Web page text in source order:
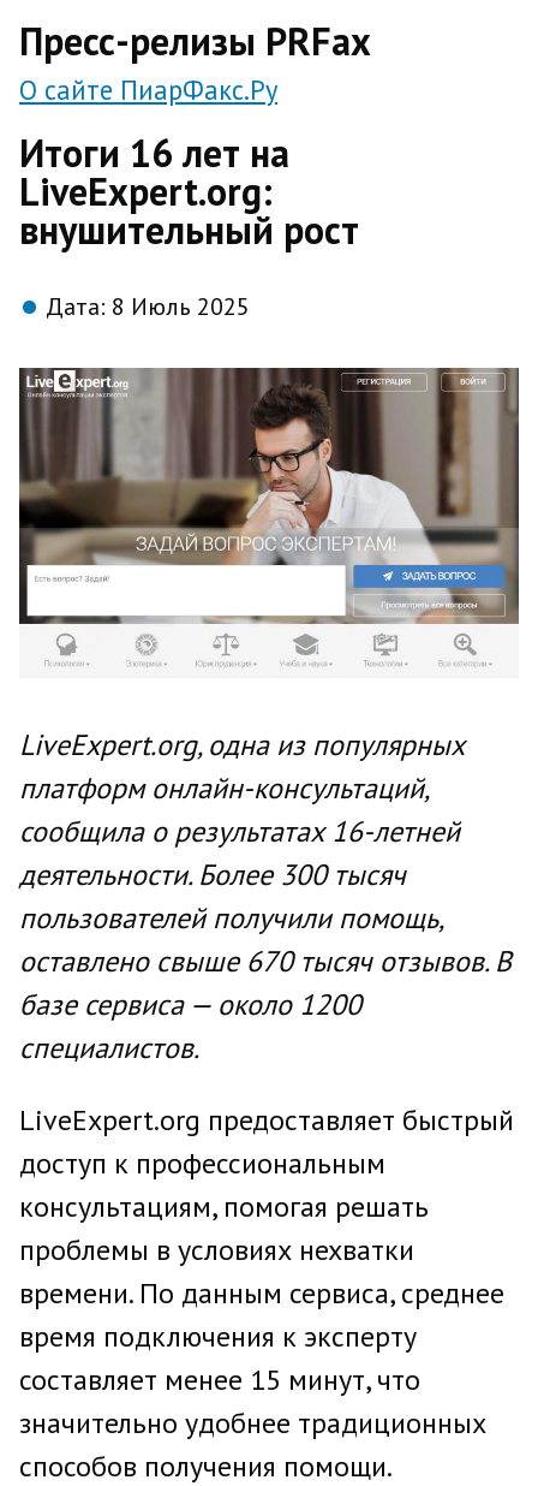
Пресс-релизы PRFax
О сайте ПиарФакс.Ру
Итоги 16 лет на
LiveExpert.org:
внушительный рост
Дата: 8 Июль 2025
LiveExpert.org, одна из популярных
платформ онлайн-консультаций,
сообщила о результатах 16-летней
деятельности. Более 300 тысяч
пользователей получили помощь,
оставлено свыше 670 тысяч отзывов. В
базе сервиса — около 1200
специалистов.
LiveExpert.org предоставляет быстрый
доступ к профессиональным
консультациям, помогая решать
проблемы в условиях нехватки
времени. По данным сервиса, среднее
время подключения к эксперту
составляет менее 15 минут, что
значительно удобнее традиционных
способов получения помощи.